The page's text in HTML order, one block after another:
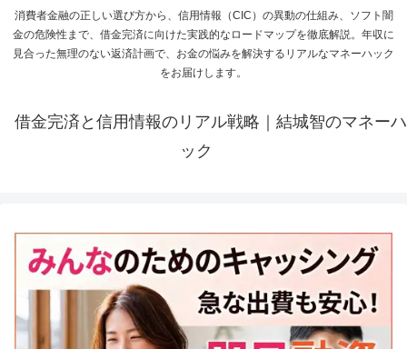
消費者金融の正しい選び方から、信用情報（CIC）の異動の仕組み、ソフト闇
金の危険性まで、借金完済に向けた実践的なロードマップを徹底解説。年収に
見合った無理のない返済計画で、お金の悩みを解決するリアルなマネーハック
をお届けします。
借金完済と信用情報のリアル戦略｜結城智のマネーハ
ック